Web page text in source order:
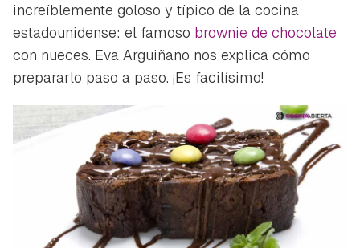
increíblemente goloso y típico de la cocina
estadounidense: el famoso brownie de chocolate
con nueces. Eva Arguiñano nos explica cómo
prepararlo paso a paso. ¡Es facilísimo!